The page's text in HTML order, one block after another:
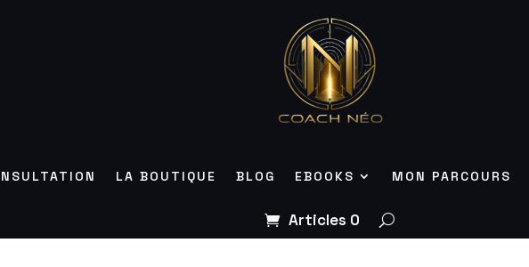
LA BOUTIQUE BLOG EBOOKS MON PARCOURS
Articles 0